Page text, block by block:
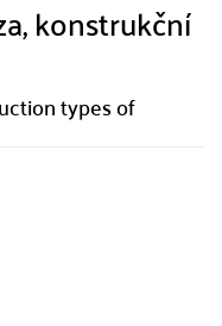
konstrukční
types of